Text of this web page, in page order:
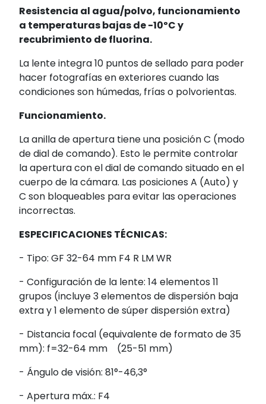
Resistencia al agua/polvo, funcionamiento
a temperaturas bajas de -10ºC y
recubrimiento de fluorina.
La lente integra 10 puntos de sellado para poder
hacer fotografías en exteriores cuando las
condiciones son húmedas, frías o polvorientas.
Funcionamiento.
La anilla de apertura tiene una posición C (modo
de dial de comando). Esto le permite controlar
la apertura con el dial de comando situado en el
cuerpo de la cámara. Las posiciones A (Auto) y
C son bloqueables para evitar las operaciones
incorrectas.
ESPECIFICACIONES TÉCNICAS:
- Tipo: GF 32-64 mm F4 R LM WR
- Configuración de la lente: 14 elementos 11
grupos (incluye 3 elementos de dispersión baja
extra y 1 elemento de súper dispersión extra)
- Distancia focal (equivalente de formato de 35
mm): f=32-64 mm (25-51 mm)
- Ángulo de visión: 81°-46,3°
- Apertura máx.: F4